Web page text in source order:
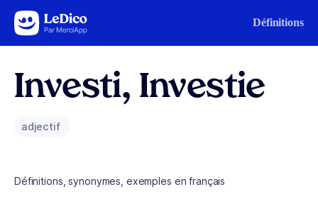
Aller au contenu Définitions
Investi, Investie
adjectif
Définitions, synonymes, exemples en français